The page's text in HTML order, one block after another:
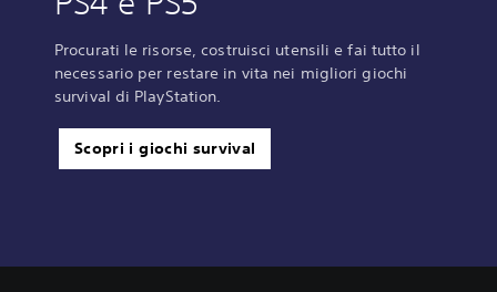
Procurati le risorse, costruisci utensili e fai tutto il
necessario per restare in vita nei migliori giochi
survival di PlayStation.
Scopri i giochi survival